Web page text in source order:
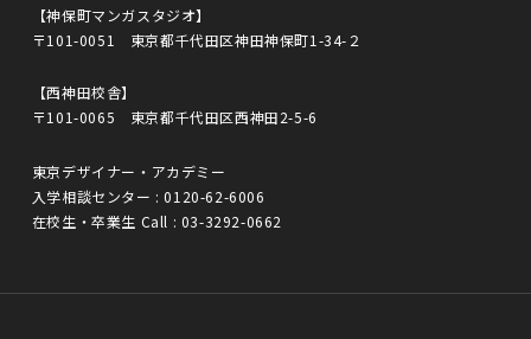
【神保町マンガスタジオ】
〒101-0051 東京都千代田区神田神保町1-34-２
【西神田校舎】
〒101-0065 東京都千代田区西神田2-5-6
東京デザイナー・アカデミー
入学相談センター :0120-62-6006
在校生・卒業生 Call : 03-3292-0662